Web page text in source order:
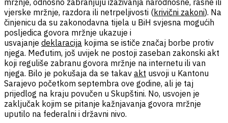
mržnje, odnosno zabranjuju izazivanja narodnosne, rasne ili
vjerske mržnje, razdora ili netrpeljivosti (krivični zakoni). Na
činjenicu da su zakonodavna tijela u BiH svjesna mogućih
posljedica govora mržnje ukazuje i
usvajanje deklaracija kojima se ističe značaj borbe protiv
njega. Međutim, još uvijek ne postoji zaseban zakonski akt
koji reguliše zabranu govora mržnje na internetu ili van
njega. Bilo je pokušaja da se takav akt usvoji u Kantonu
Sarajevo početkom septembra ove godine, ali je taj
prijedlog na kraju povučen u Skupštini. No, usvojen je
zaključak kojim se pitanje kažnjavanja govora mržnje
uputilo na federalni i državni nivo.